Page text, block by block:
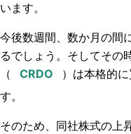
います。
今後数週間、数か月の間
るでしょう。そしてその
（
）は本格的
す。
そのため、同社株式の上